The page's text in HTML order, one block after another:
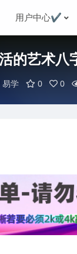
用户中心✔️
的艺术八
易学 0 0